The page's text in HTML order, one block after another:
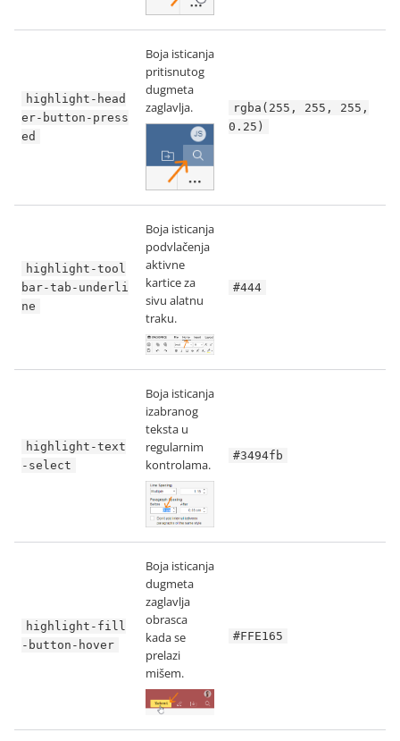
highlight-head
er-button-press
ed
Boja isticanja
pritisnutog
dugmeta
zaglavlja.
rgba(255, 255, 255,
0.25)
highlight-tool
bar-tab-underli
ne
Boja isticanja
podvlačenja
aktivne
kartice za
sivu alatnu
traku.
#444
highlight-text
-select
Boja isticanja
izabranog
teksta u
regularnim
kontrolama.
#3494fb
highlight-fill
-button-hover
Boja isticanja
dugmeta
zaglavlja
obrasca
kada se
prelazi
mišem.
#FFE165